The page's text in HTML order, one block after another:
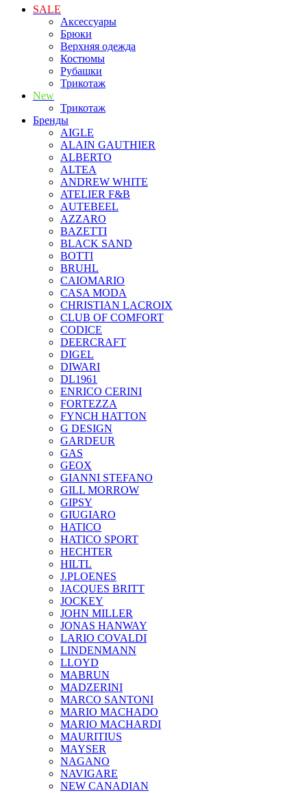
SALE
Аксессуары
Брюки
Верхняя одежда
Костюмы
Рубашки
Трикотаж
New
Трикотаж
Бренды
AIGLE
ALAIN GAUTHIER
ALBERTO
ALTEA
ANDREW WHITE
ATELIER F&B
AUTEBEEL
AZZARO
BAZETTI
BLACK SAND
BOTTI
BRUHL
CAIOMARIO
CASA MODA
CHRISTIAN LACROIX
CLUB OF COMFORT
CODICE
DEERCRAFT
DIGEL
DIWARI
DL1961
ENRICO CERINI
FORTEZZA
FYNCH HATTON
G DESIGN
GARDEUR
GAS
GEOX
GIANNI STEFANO
GILL MORROW
GIPSY
GIUGIARO
HATICO
HATICO SPORT
HECHTER
HILTL
J.PLOENES
JAСQUES BRITT
JOCKEY
JOHN MILLER
JONAS HANWAY
LARIO COVALDI
LINDENMANN
LLOYD
MABRUN
MADZERINI
MARCO SANTONI
MARIO MACHADO
MARIO MACHARDI
MAURITIUS
MAYSER
NAGANO
NAVIGARE
NEW CANADIAN